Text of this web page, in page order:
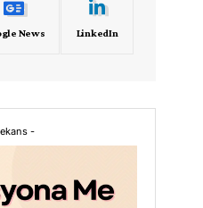
News LinkedIn
-